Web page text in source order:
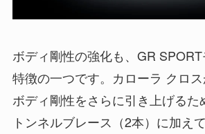
ボディ剛性の強化も、GR
特徴の一つです。カローラ クロ
ボディ剛性をさらに引き上げるた
トンネルブレース（2本）に加え